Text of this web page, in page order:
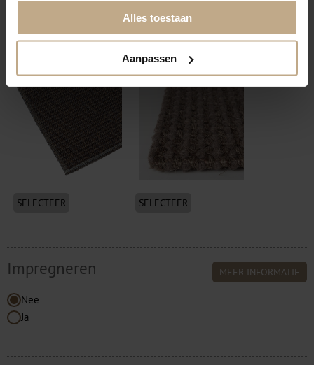
Alles toestaan
Aanpassen
SELECTEER
Festonneren visdraad
SELECTEER
Volumeren + vilt
onderzijde
SELECTEER
Impregneren MEER INFORMATIE
Nee
Ja